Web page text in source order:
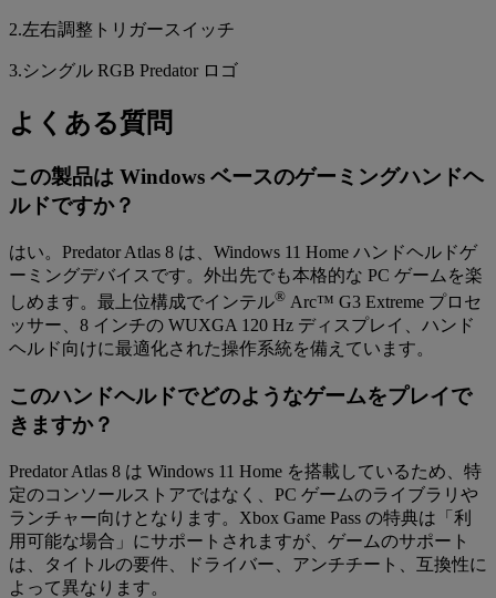
2.左右調整トリガースイッチ
3.シングル RGB Predator ロゴ
よくある質問
この製品は Windows ベースのゲーミングハンドヘ
ルドですか？
はい。Predator Atlas 8 は、Windows 11 Home ハンドヘルドゲ
ーミングデバイスです。外出先でも本格的な PC ゲームを楽
しめます。最上位構成でインテル® Arc™ G3 Extreme プロセ
ッサー、8 インチの WUXGA 120 Hz ディスプレイ、ハンド
ヘルド向けに最適化された操作系統を備えています。
このハンドヘルドでどのようなゲームをプレイで
きますか？
Predator Atlas 8 は Windows 11 Home を搭載しているため、特
定のコンソールストアではなく、PC ゲームのライブラリや
ランチャー向けとなります。Xbox Game Pass の特典は「利
用可能な場合」にサポートされますが、ゲームのサポート
は、タイトルの要件、ドライバー、アンチチート、互換性に
よって異なります。